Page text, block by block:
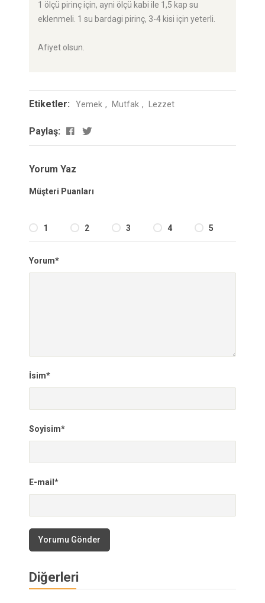
1 ölçü pirinç için, ayni ölçü kabi ile 1,5 kap su
eklenmeli. 1 su bardagi pirinç, 3-4 kisi için yeterli.
Afiyet olsun.
Etiketler: Yemek Mutfak Lezzet
Paylaş:
Yorum Yaz
Müşteri Puanları
1 2 3 4 5
Yorum*
İsim*
Soyisim*
E-mail*
Yorumu Gönder
Diğerleri